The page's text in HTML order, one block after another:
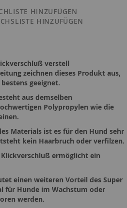
HINZUFÜGEN
HINZUFÜGEN
verstell
zeichnen dieses Produkt aus,
geeignet.
aus demselben
Polypropylen wie die
Materials ist es für den Hund sehr
kein Haarbruch oder verfilzen.
ermöglicht ein
einen weiteren Vorteil des Super
für Hunde im Wachstum oder
werden.